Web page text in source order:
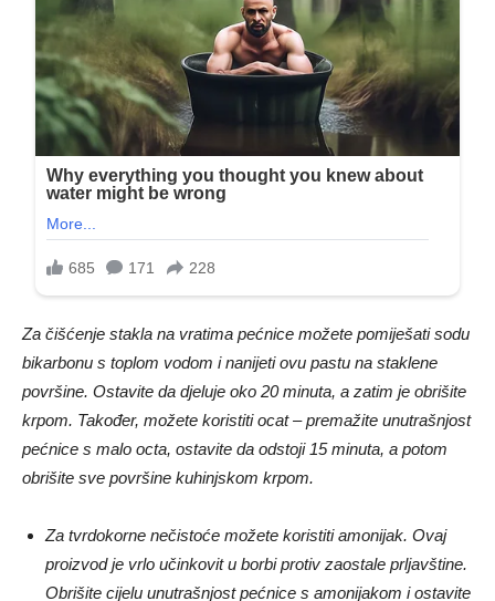
Za čišćenje stakla na vratima pećnice možete pomiješati sodu
bikarbonu s toplom vodom i nanijeti ovu pastu na staklene
površine. Ostavite da djeluje oko 20 minuta, a zatim je obrišite
krpom. Također, možete koristiti ocat – premažite unutrašnjost
pećnice s malo octa, ostavite da odstoji 15 minuta, a potom
obrišite sve površine kuhinjskom krpom.
Za tvrdokorne nečistoće možete koristiti amonijak. Ovaj
proizvod je vrlo učinkovit u borbi protiv zaostale prljavštine.
Obrišite cijelu unutrašnjost pećnice s amonijakom i ostavite